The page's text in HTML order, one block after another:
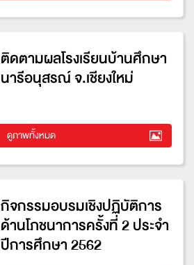
ติดตามผลโรงเรียนบ้านศึกษา
นารีอนุสรณ์ จ.เชียงใหม่
ดูภาพทั้งหมด
กิจกรรมอบรมเชิงปฏิบัติการ
ด้านโภชนาการครั้งที่ 2 ประจำ
ปีการศึกษา 2562